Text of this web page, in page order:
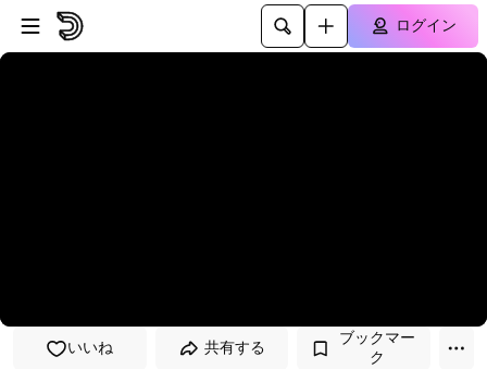
プレイヤーにスキップ
メインコンテンツにスキップ
ログイン
いいね 共有する
ブックマー
ク